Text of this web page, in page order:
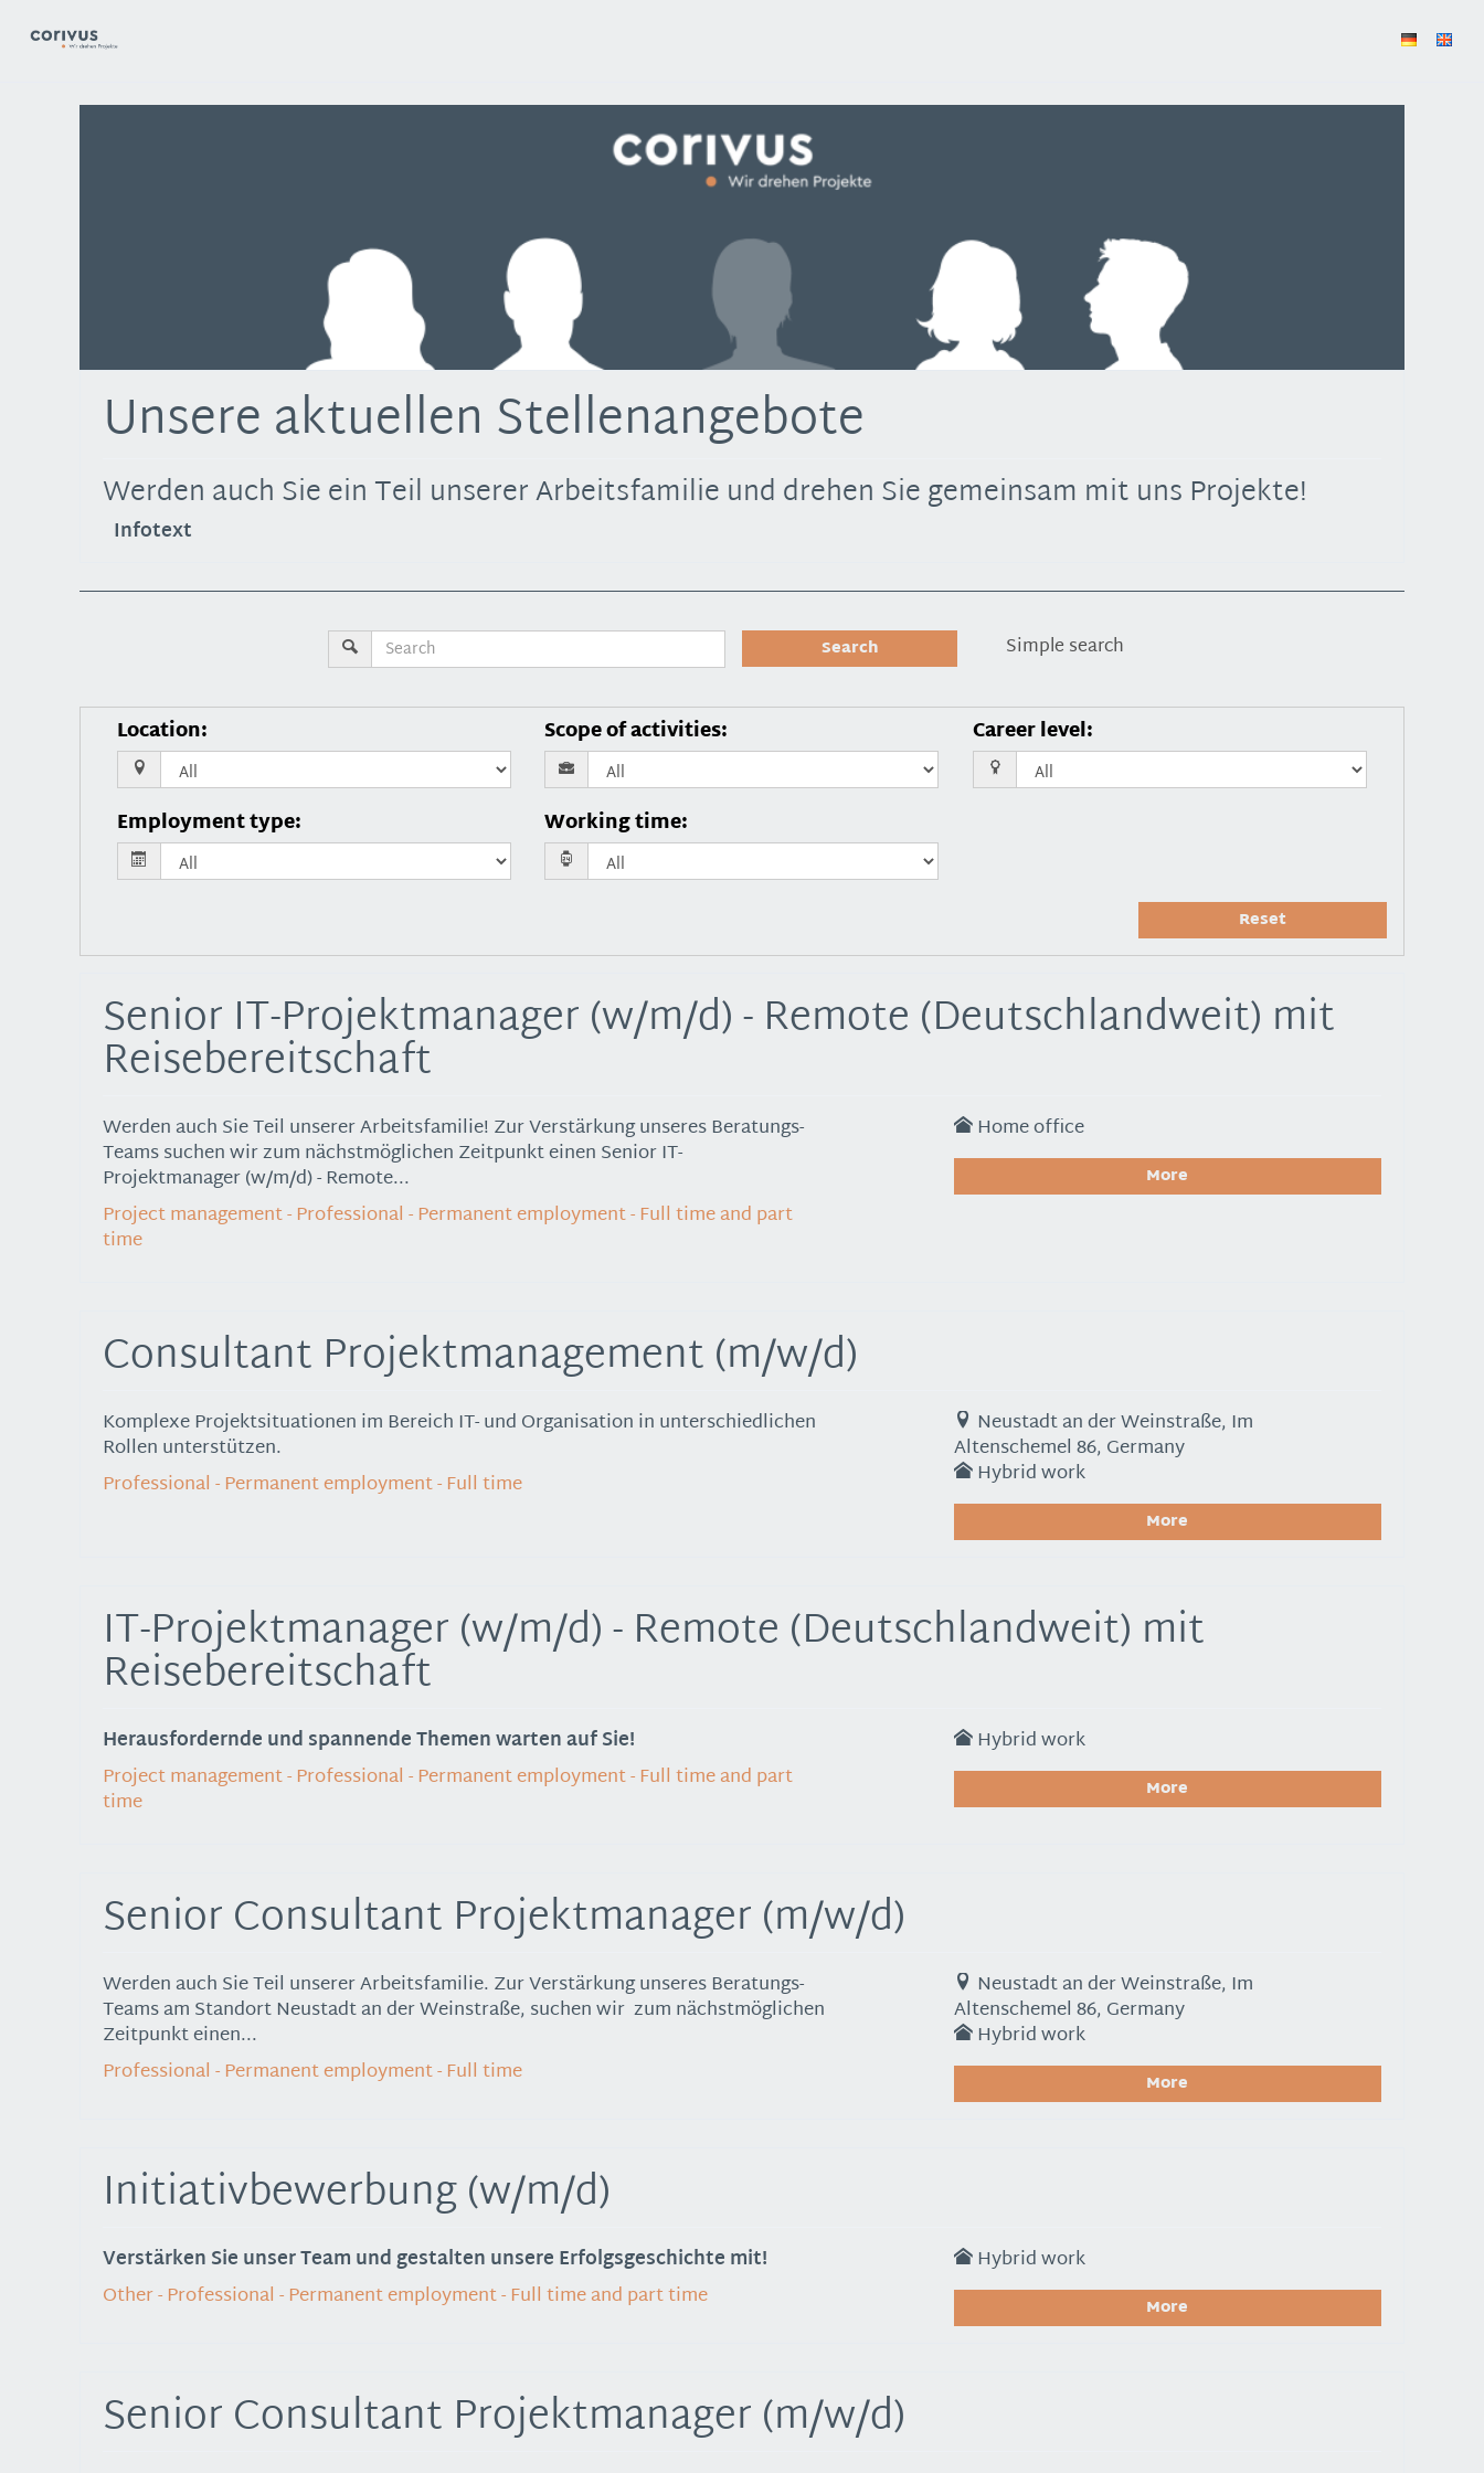
Unsere aktuellen Stellenangebote
Werden auch Sie ein Teil unserer Arbeitsfamilie und drehen Sie gemeinsam mit uns Projekte!
Infotext
Search Simple search
Location: Scope of activities: Career level:
Employment type: Working time:
Reset
Senior IT-Projektmanager (w/m/d) - Remote (Deutschlandweit) mit
Reisebereitschaft
Werden auch Sie Teil unserer Arbeitsfamilie! Zur Verstärkung unseres Beratungs-
Teams suchen wir zum nächstmöglichen Zeitpunkt einen Senior IT-
Projektmanager (w/m/d) - Remote...
Project management - Professional - Permanent employment - Full time and part
time
Home office
More
Consultant Projektmanagement (m/w/d)
Komplexe Projektsituationen im Bereich IT- und Organisation in unterschiedlichen
Rollen unterstützen.
Professional - Permanent employment - Full time
Neustadt an der Weinstraße, Im
Altenschemel 86, Germany
Hybrid work
More
IT-Projektmanager (w/m/d) - Remote (Deutschlandweit) mit
Reisebereitschaft
Herausfordernde und spannende Themen warten auf Sie!
Project management - Professional - Permanent employment - Full time and part
time
Hybrid work
More
Senior Consultant Projektmanager (m/w/d)
Werden auch Sie Teil unserer Arbeitsfamilie. Zur Verstärkung unseres Beratungs-
Teams am Standort Neustadt an der Weinstraße, suchen wir zum nächstmöglichen
Zeitpunkt einen...
Professional - Permanent employment - Full time
Neustadt an der Weinstraße, Im
Altenschemel 86, Germany
Hybrid work
More
Initiativbewerbung (w/m/d)
Verstärken Sie unser Team und gestalten unsere Erfolgsgeschichte mit!
Other - Professional - Permanent employment - Full time and part time
Hybrid work
More
Senior Consultant Projektmanager (m/w/d)